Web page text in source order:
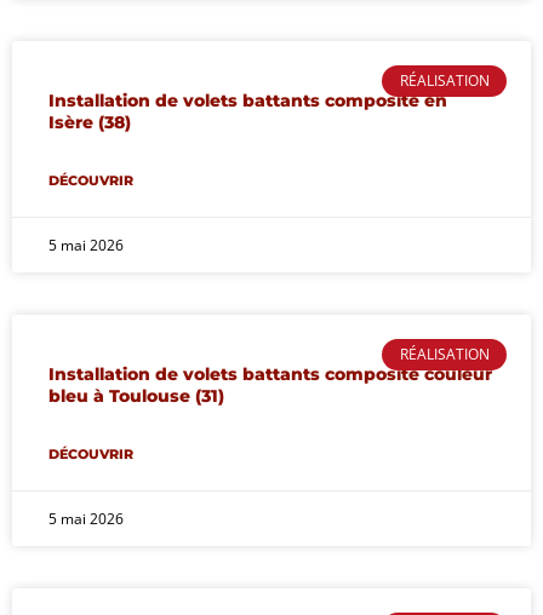
RÉALISATION
Installation de volets battants composite en
Isère (38)
DÉCOUVRIR
5 mai 2026
RÉALISATION
Installation de volets battants composite couleur
bleu à Toulouse (31)
DÉCOUVRIR
5 mai 2026